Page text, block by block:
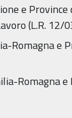
e Province
(L.R. 12/
Romagna e
Romagna e